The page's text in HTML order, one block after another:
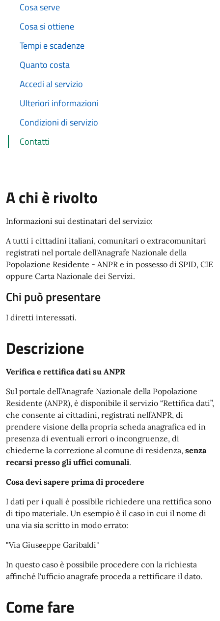
Cosa serve
Cosa si ottiene
Tempi e scadenze
Quanto costa
Accedi al servizio
Ulteriori informazioni
Condizioni di servizio
Contatti
A chi è rivolto
Informazioni sui destinatari del servizio:
A tutti i cittadini italiani, comunitari o extracomunitari
registrati nel portale dell'Anagrafe Nazionale della
Popolazione Residente - ANPR e in possesso di SPID, CIE
oppure Carta Nazionale dei Servizi.
Chi può presentare
I diretti interessati.
Descrizione
Verifica e rettifica dati su ANPR
Sul portale dell’Anagrafe Nazionale della Popolazione
Residente (ANPR), è disponibile il servizio “Rettifica dati”,
che consente ai cittadini, registrati nell’ANPR, di
prendere visione della propria scheda anagrafica ed in
presenza di eventuali errori o incongruenze, di
chiederne la correzione al comune di residenza, senza
recarsi presso gli uffici comunali.
Cosa devi sapere prima di procedere
I dati per i quali è possibile richiedere una rettifica sono
di tipo materiale. Un esempio è il caso in cui il nome di
una via sia scritto in modo errato:
"Via Giuseeppe Garibaldi"
In questo caso è possibile procedere con la richiesta
affinché l'ufficio anagrafe proceda a rettificare il dato.
Come fare